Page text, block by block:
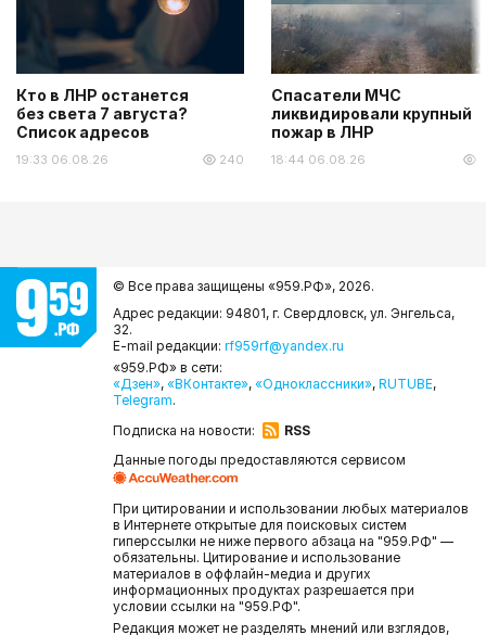
Кто в ЛНР останется
без света 7 августа?
Список адресов
19:33 06.08.26 240
Спасатели МЧС
ликвидировали крупный
пожар в ЛНР
18:44 06.08.26
© Все права защищены «959.РФ», 2026.
Адрес редакции: 94801, г. Свердловск, ул. Энгельса,
32.
E-mail редакции: rf959rf@yandex.ru
«959.РФ» в сети:
«Дзен», «ВКонтакте», «Одноклассники», RUTUBE,
Telegram.
Подписка на новости:
RSS
Данные погоды предоставляются сервисом
При цитировании и использовании любых материалов
в Интернете открытые для поисковых систем
гиперссылки не ниже первого абзаца на "959.РФ" —
обязательны. Цитирование и использование
материалов в оффлайн-медиа и других
информационных продуктах разрешается при
условии ссылки на "959.РФ".
Редакция может не разделять мнений или взглядов,